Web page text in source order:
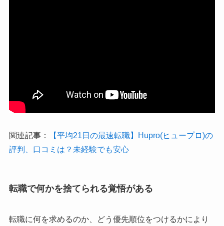
関連記事：
【平均21日の最速転職】Hupro(ヒュープロ)の
評判、口コミは？未経験でも安心
転職で何かを捨てられる覚悟がある
転職に何を求めるのか、どう優先順位をつけるかにより